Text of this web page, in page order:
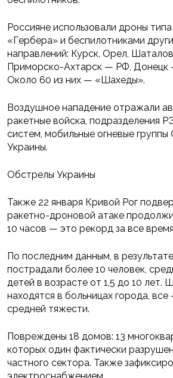
Россияне использовали дроны
«Гербера» и беспилотниками
направлений: Курск, Орел,
Приморско-Ахтарск — РФ,
Около 60 из них — «Шахеды».
Воздушное нападение отражали
ракетные войска, подразделения
систем, мобильные огневые
Украины.
Обстрелы Украины
Также 22 января Кривой Рог
ракетно-дроновой атаке
10 часов — это рекорд за все
По последним данным, в
пострадали более 10 человек,
детей в возрасте от 1,5 до 10 лет.
находятся в больницах города,
средней тяжести.
Повреждены 18 домов: 13
которых один фактически
частного сектора. Также